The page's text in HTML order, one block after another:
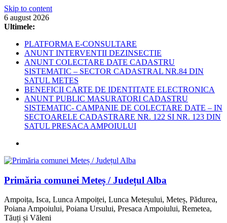
Skip to content
6 august 2026
Ultimele:
PLATFORMA E-CONSULTARE
ANUNT INTERVENTII DEZINSECTIE
ANUNT COLECTARE DATE CADASTRU
SISTEMATIC – SECTOR CADASTRAL NR.84 DIN
SATUL METES
BENEFICII CARTE DE IDENTITATE ELECTRONICA
ANUNT PUBLIC MASURATORI CADASTRU
SISTEMATIC- CAMPANIE DE COLECTARE DATE – IN
SECTOARELE CADASTRARE NR. 122 SI NR. 123 DIN
SATUL PRESACA AMPOIULUI
Primăria comunei Meteș / Județul Alba
Ampoița, Isca, Lunca Ampoiței, Lunca Meteșului, Meteș, Pădurea,
Poiana Ampoiului, Poiana Ursului, Presaca Ampoiului, Remetea,
Tăuți și Văleni